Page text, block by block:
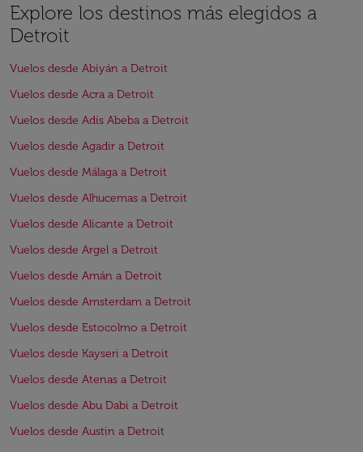
Explore los destinos más elegidos a
Detroit
Vuelos desde Abiyán a Detroit
Vuelos desde Acra a Detroit
Vuelos desde Adís Abeba a Detroit
Vuelos desde Agadir a Detroit
Vuelos desde Málaga a Detroit
Vuelos desde Alhucemas a Detroit
Vuelos desde Alicante a Detroit
Vuelos desde Argel a Detroit
Vuelos desde Amán a Detroit
Vuelos desde Amsterdam a Detroit
Vuelos desde Estocolmo a Detroit
Vuelos desde Kayseri a Detroit
Vuelos desde Atenas a Detroit
Vuelos desde Abu Dabi a Detroit
Vuelos desde Austin a Detroit